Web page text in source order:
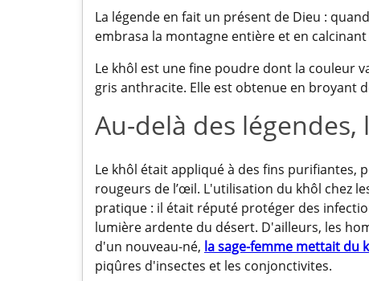
La légende en fait un présent de Dieu :
embrasa la montagne entière et en
Le khôl est une fine poudre dont la couleur
gris anthracite. Elle est obtenue en broyant
Au-delà des
Le khôl était appliqué à des fins purifiantes,
rougeurs de l’œil. L'utilisation du khôl chez
pratique : il était réputé protéger des
lumière ardente du désert. D'ailleurs, les
d'un nouveau-né, la sage-femme mettait du
piqûres d'insectes et les conjonctivites.